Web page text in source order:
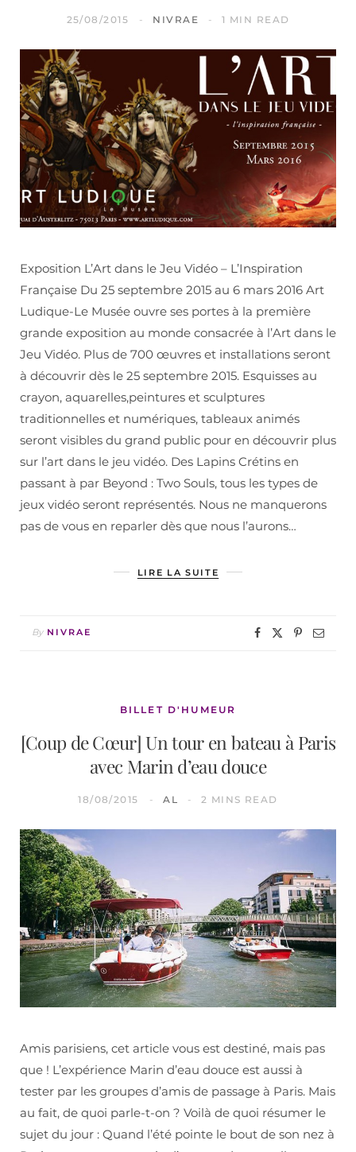
25/08/2015 NIVRAE 1 MIN READ
Exposition L’Art dans le Jeu Vidéo – L’Inspiration
Française Du 25 septembre 2015 au 6 mars 2016 Art
Ludique-Le Musée ouvre ses portes à la première
grande exposition au monde consacrée à l’Art dans le
Jeu Vidéo. Plus de 700 œuvres et installations seront
à découvrir dès le 25 septembre 2015. Esquisses au
crayon, aquarelles,peintures et sculptures
traditionnelles et numériques, tableaux animés
seront visibles du grand public pour en découvrir plus
sur l’art dans le jeu vidéo. Des Lapins Crétins en
passant à par Beyond : Two Souls, tous les types de
jeux vidéo seront représentés. Nous ne manquerons
pas de vous en reparler dès que nous l’aurons…
LIRE LA SUITE
By NIVRAE
BILLET D'HUMEUR
[Coup de Cœur] Un tour en bateau à Paris
avec Marin d’eau douce
18/08/2015 AL 2 MINS READ
Amis parisiens, cet article vous est destiné, mais pas
que ! L’expérience Marin d’eau douce est aussi à
tester par les groupes d’amis de passage à Paris. Mais
au fait, de quoi parle-t-on ? Voilà de quoi résumer le
sujet du jour : Quand l’été pointe le bout de son nez à